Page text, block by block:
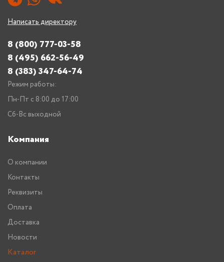
Написать директору
8 (800) 777-03-58
8 (495) 662-56-49
8 (383) 347-64-74
Режим работы:
Пн-Пт с 8:00 до 17:00
Сб-Вс выходной
Компания
О компании
Контакты
Реквизиты
Оплата
Доставка
Новости
Каталог